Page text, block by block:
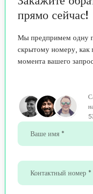
прямо сейчас!
Мы предпримем одну
скрытому номеру, как
момента вашего